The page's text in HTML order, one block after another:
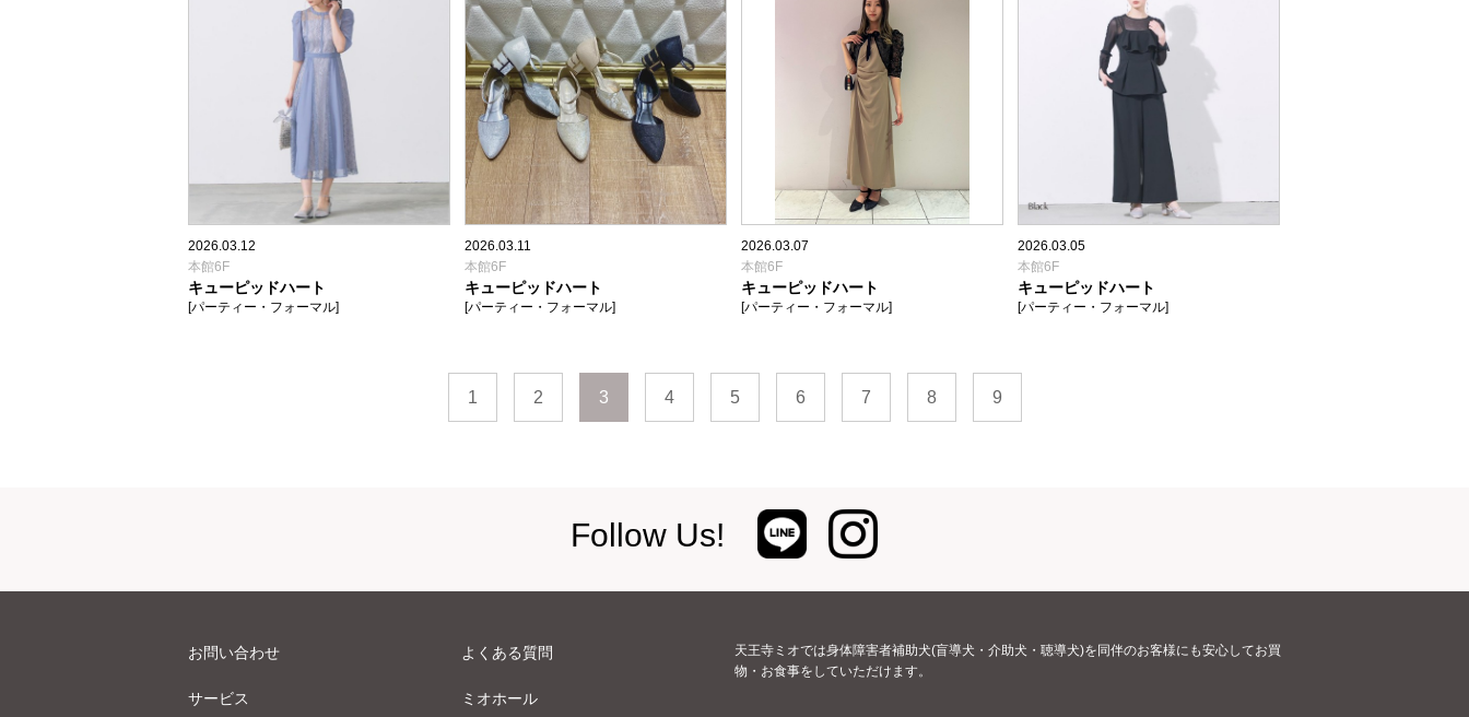
2026.03.12
本館6F
キューピッドハート
[パーティー・フォーマル]
2026.03.11
本館6F
キューピッドハート
[パーティー・フォーマル]
2026.03.07
本館6F
キューピッドハート
[パーティー・フォーマル]
2026.03.05
本館6F
キューピッドハート
[パーティー・フォーマル]
1 2 3 4 5 6 7 8 9
Follow Us!
お問い合わせ よくある質問
サービス ミオホール
天王寺ミオでは身体障害者補助犬(盲導犬・介助犬・聴導犬)を同伴のお客様にも安心してお買
物・お食事をしていただけます。